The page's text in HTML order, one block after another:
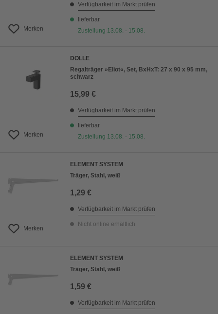
Merken
Verfügbarkeit im Markt prüfen
lieferbar
Zustellung 13.08. - 15.08.
Merken
DOLLE
Regalträger »Eliot«, Set, BxHxT: 27 x 90 x 95 mm,
schwarz
15,99 €
Verfügbarkeit im Markt prüfen
lieferbar
Zustellung 13.08. - 15.08.
Merken
ELEMENT SYSTEM
Träger, Stahl, weiß
1,29 €
Verfügbarkeit im Markt prüfen
Nicht online erhältlich
ELEMENT SYSTEM
Träger, Stahl, weiß
1,59 €
Verfügbarkeit im Markt prüfen